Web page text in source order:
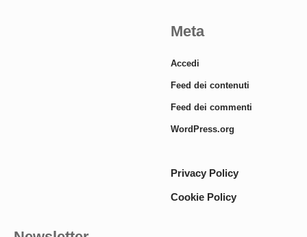
Meta
Accedi
Feed dei contenuti
Feed dei commenti
WordPress.org
Privacy Policy
Cookie Policy